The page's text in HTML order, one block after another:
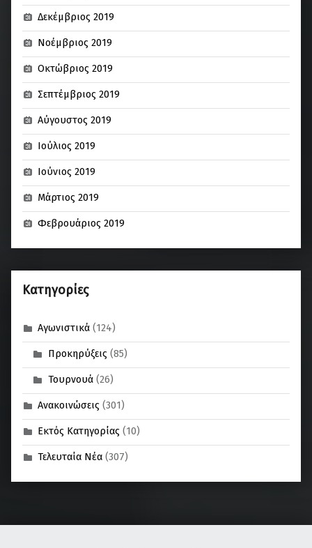
Δεκέμβριος 2019
Νοέμβριος 2019
Οκτώβριος 2019
Σεπτέμβριος 2019
Αύγουστος 2019
Ιούλιος 2019
Ιούνιος 2019
Μάρτιος 2019
Φεβρουάριος 2019
Kατηγορίες
Αγωνιστικά (124)
Προκηρύξεις(85)
Τουρνουά(26)
Ανακοινώσεις (301)
Εκτός Κατηγορίας (10)
Τελευταία Νέα (307)